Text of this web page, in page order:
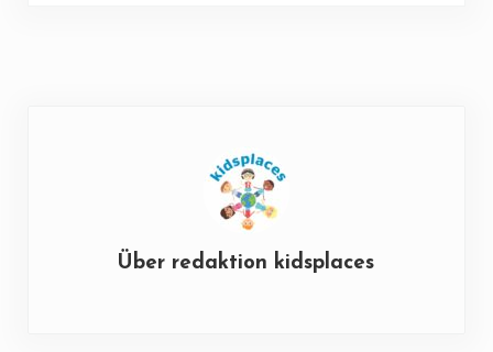
Über redaktion kidsplaces